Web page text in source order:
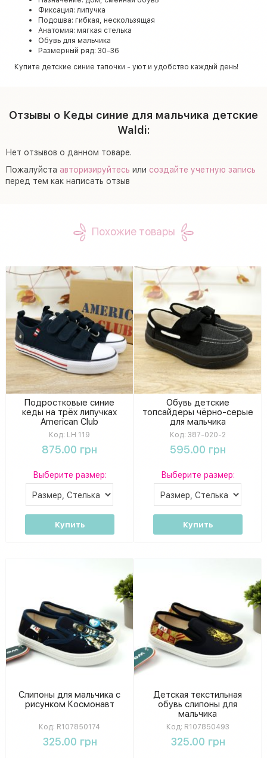
Фиксация: липучка
Подошва: гибкая, нескользящая
Анатомия: мягкая стелька
Обувь для мальчика
Размерный ряд: 30–36
Купите детские синие тапочки - уют и удобство каждый день!
Отзывы о Кеды синие для мальчика детские
Waldi:
Нет отзывов о данном товаре.
Пожалуйста авторизируйтесь или создайте учетную запись
перед тем как написать отзыв
Похожие товары
Подростковые синие
кеды на трёх липучках
American Club
Код: LH 119
875.00 грн
Выберите размер:
Купить
Обувь детские
топсайдеры чёрно-серые
для мальчика
Код: 387-020-2
595.00 грн
Выберите размер:
Купить
Слипоны для мальчика с
рисунком Космонавт
Код: R107850174
325.00 грн
Детская текстильная
обувь слипоны для
мальчика
Код: R107850493
325.00 грн